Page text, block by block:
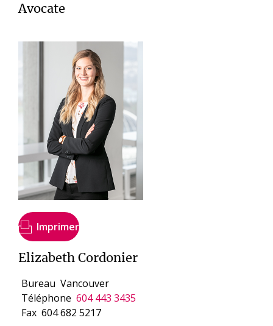
Avocate
Imprimer
Elizabeth Cordonier
Bureau Vancouver
Téléphone 604 443 3435
Fax 604 682 5217